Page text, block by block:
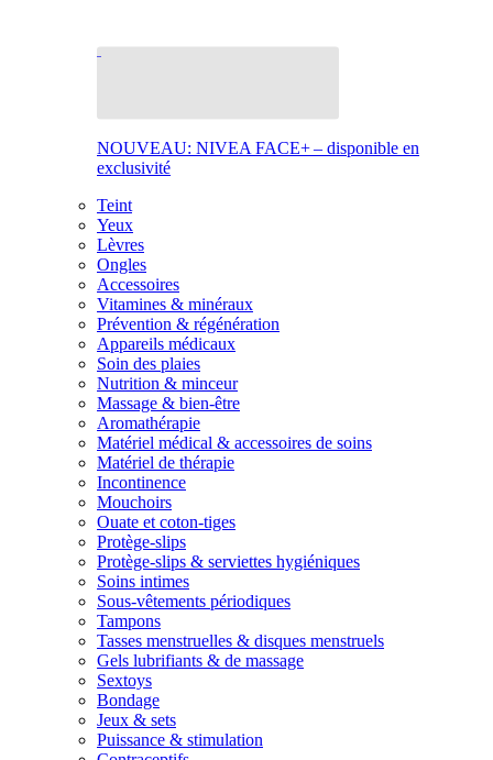
NOUVEAU: NIVEA FACE+ – disponible en
exclusivité
Teint
Yeux
Lèvres
Ongles
Accessoires
Vitamines & minéraux
Prévention & régénération
Appareils médicaux
Soin des plaies
Nutrition & minceur
Massage & bien-être
Aromathérapie
Matériel médical & accessoires de soins
Matériel de thérapie
Incontinence
Mouchoirs
Ouate et coton-tiges
Protège-slips
Protège-slips & serviettes hygiéniques
Soins intimes
Sous-vêtements périodiques
Tampons
Tasses menstruelles & disques menstruels
Gels lubrifiants & de massage
Sextoys
Bondage
Jeux & sets
Puissance & stimulation